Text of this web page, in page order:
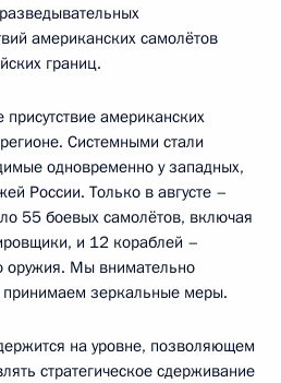
американских самолётов
границ.
американских
Системными стали
одновременно у западных,
России. Только в августе –
55 боевых самолётов, включая
и 12 кораблей –
оружия. Мы внимательно
принимаем зеркальные меры.
на уровне, позволяющем
стратегическое сдерживание